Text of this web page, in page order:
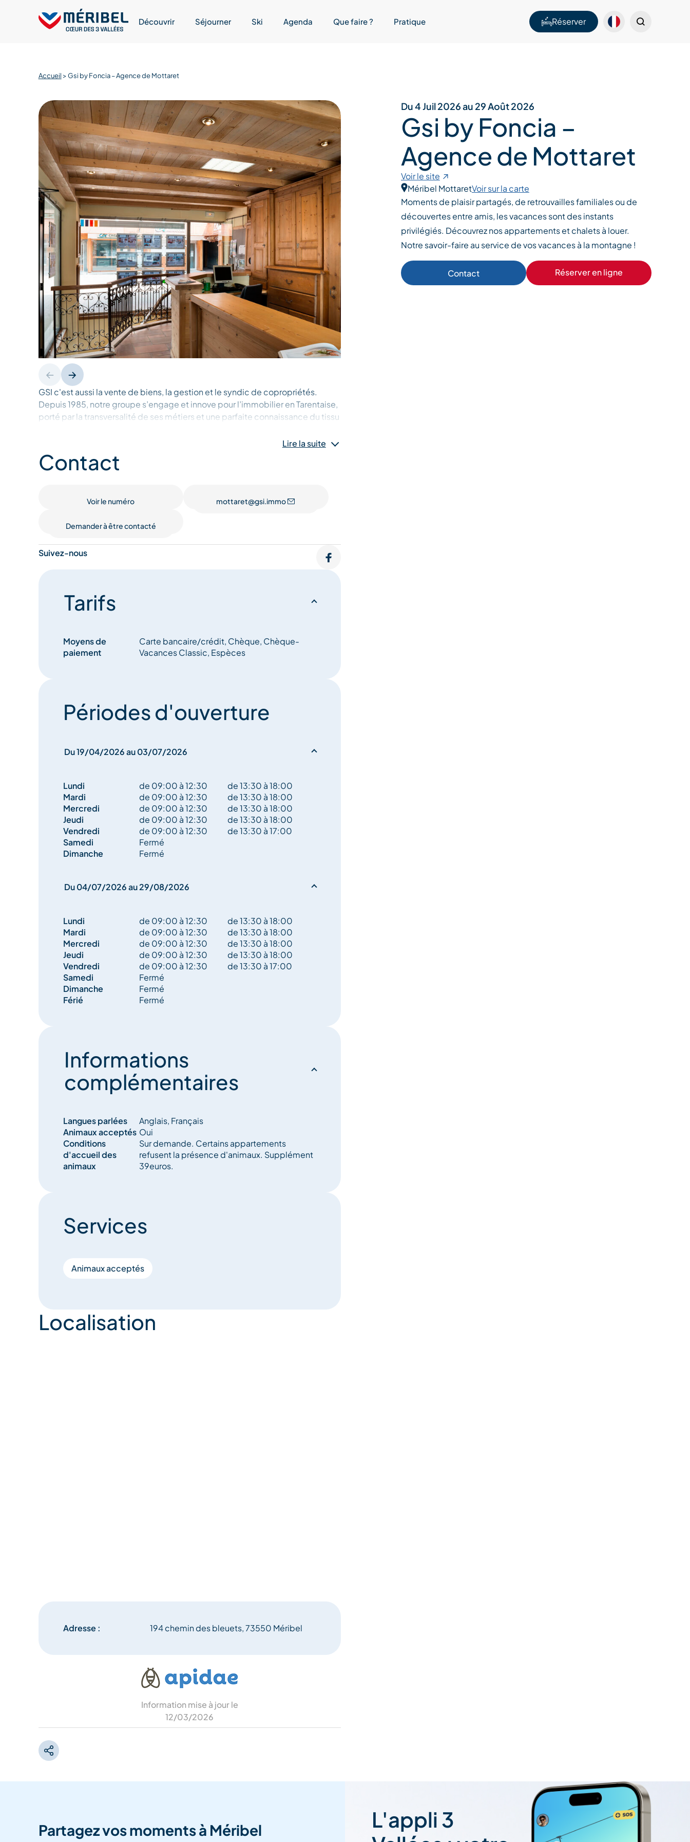
Découvrir Séjourner Ski Agenda Que faire ? Pratique Réserver
Accueil >Gsi by Foncia – Agence de Mottaret
GSI c'est aussi la vente de biens, la gestion et le syndic de copropriétés.
Depuis 1985, notre groupe s’engage et innove pour l’immobilier en Tarentaise,
porté par la transversalité de ses métiers et une parfaite connaissance du tissu
Notre agence met à votre disposition son expertise pour comprendre vos
attentes et définir ensemble des solutions adaptées à vos besoins. Vous êtes
acheteur, vendeur... n'hésitez pas à nous rencontrer et partager avec nous
Lire la suite
Contact
Voir le numéro mottaret@gsi.immo
Demander à être contacté
Suivez-nous
Tarifs
Moyens de
paiement
Carte bancaire/crédit, Chèque, Chèque-
Vacances Classic, Espèces
Périodes d'ouverture
Du 19/04/2026 au 03/07/2026
Lundi de 09:00 à 12:30
de 13:30 à 18:00
Mardi
de 09:00 à 12:30
de 13:30 à 18:00
Mercredi
de 09:00 à 12:30
de 13:30 à 18:00
Jeudi
de 09:00 à 12:30
de 13:30 à 18:00
Vendredi
de 09:00 à 12:30
de 13:30 à 17:00
Samedi
Fermé
Dimanche
Fermé
Du 04/07/2026 au 29/08/2026
Lundi de 09:00 à 12:30
de 13:30 à 18:00
Mardi
de 09:00 à 12:30
de 13:30 à 18:00
Mercredi
de 09:00 à 12:30
de 13:30 à 18:00
Jeudi
de 09:00 à 12:30
de 13:30 à 18:00
Vendredi
de 09:00 à 12:30
de 13:30 à 17:00
Samedi
Fermé
Dimanche
Fermé
Férié
Fermé
Informations
complémentaires
Langues parlées
Anglais, Français
Animaux acceptés Oui
Conditions
d'accueil des
animaux
Sur demande. Certains appartements
refusent la présence d'animaux. Supplément
39euros.
Services
Animaux acceptés
Localisation
Adresse : 194 chemin des bleuets, 73550 Méribel
Information mise à jour le
12/03/2026
Du 4 Juil 2026 au 29 Août 2026
Gsi by Foncia –
Agence de Mottaret
Voir le site
Méribel MottaretVoir sur la carte
Moments de plaisir partagés, de retrouvailles familiales ou de
découvertes entre amis, les vacances sont des instants
privilégiés. Découvrez nos appartements et chalets à louer.
Notre savoir-faire au service de vos vacances à la montagne !
Contact Réserver en ligne
Partagez vos moments à Méribel
L'appli 3